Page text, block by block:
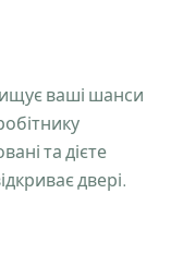
ваші шанси
та дієте
двері.